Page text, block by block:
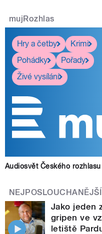
mujRozhlas
Hry a četby
Krimi
Pohádky
Pořady
Živé vysílání
Audiosvět Českého
NEJPOSLOUCHANĚJŠÍ
Jako jeden
gripen ve
letiště